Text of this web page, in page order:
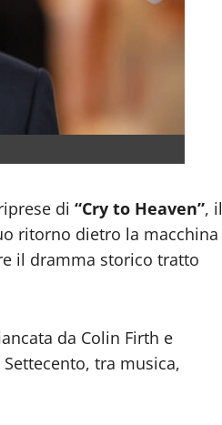
di “Cry to Heaven”, il
ritorno dietro la macchina
il dramma storico tratto
da Colin Firth e
tra musica,